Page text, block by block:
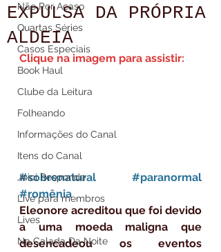
Não Por Acaso
Quartas Séries
Casos Especiais
Book Haul
Clube da Leitura
Folheando
Informações do Canal
Itens do Canal
Joici Responde
Live para membros
Lives
Na Calada Da Noite
EXPULSA DA PRÓPRIA
ALDEIA
Clique na imagem para assistir:
#sobrenatural
#paranormal
#romênia
Eleonore acreditou que foi devido
a uma moeda maligna que
desencadeou os eventos